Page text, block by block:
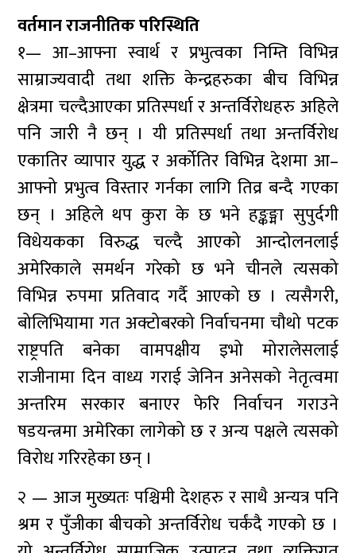
वर्तमान राजनीतिक परिस्थिति
१— आ–आफ्ना स्वार्थ र प्रभुत्वका निम्ति विभिन्न
साम्राज्यवादी तथा शक्ति केन्द्रहरुका बीच विभिन्न
क्षेत्रमा चल्दैआएका प्रतिस्पर्धा र अन्तर्विरोधहरु अहिले
पनि जारी नै छन् । यी प्रतिस्पर्धा तथा अन्तर्विरोध
एकातिर व्यापार युद्ध र अर्कोतिर विभिन्न देशमा आ–
आफ्नो प्रभुत्व विस्तार गर्नका लागि तिव्र बन्दै गएका
छन् । अहिले थप कुरा के छ भने हङ्कङ्मा सुपुर्दगी
विधेयकका विरुद्ध चल्दै आएको आन्दोलनलाई
अमेरिकाले समर्थन गरेको छ भने चीनले त्यसको
विभिन्न रुपमा प्रतिवाद गर्दै आएको छ । त्यसैगरी,
बोलिभियामा गत अक्टोबरको निर्वाचनमा चौथो पटक
राष्ट्रपति बनेका वामपक्षीय इभो मोरालेसलाई
राजीनामा दिन वाध्य गराई जेनिन अनेसको नेतृत्वमा
अन्तरिम सरकार बनाएर फेरि निर्वाचन गराउने
षडयन्त्रमा अमेरिका लागेको छ र अन्य पक्षले त्यसको
विरोध गरिरहेका छन् ।
२ — आज मुख्यतः पश्चिमी देशहरु र साथै अन्यत्र पनि
श्रम र पुँजीका बीचको अन्तर्विरोध चर्कंदै गएको छ ।